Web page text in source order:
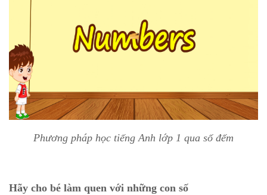
Phương pháp học tiếng Anh lớp 1 qua số đếm
Hãy cho bé làm quen với những con số